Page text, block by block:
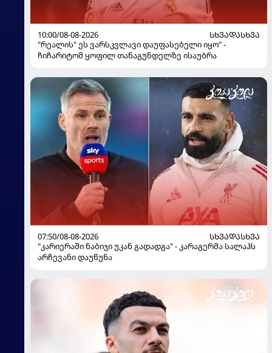
10:00/08-08-2026
ᲡᲮᲕᲐᲓᲐᲡᲮᲕᲐ
"რეალის" ეს ვარსკვლავი დაუფასებელი იყო" -
ჩიჩარიტომ ყოფილ თანაგუნდელზე ისაუბრა
07:50/08-08-2026
ᲡᲮᲕᲐᲓᲐᲡᲮᲕᲐ
"კარიერაში ნაბიჯი უკან გადადგა" - კარაგერმა სალაჰს
არჩევანი დაუწუნა